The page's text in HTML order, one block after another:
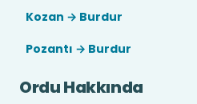
Kozan → Burdur
Pozantı → Burdur
Ordu Hakkında